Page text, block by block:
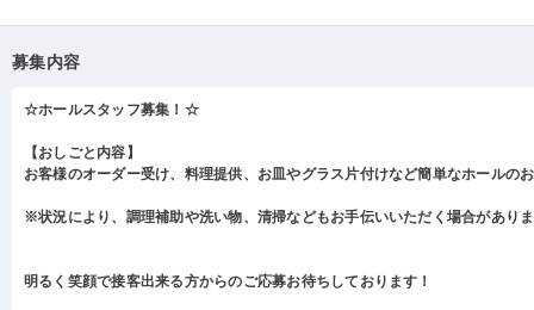
募集内容
☆ホールスタッフ募集！☆
【おしごと内容】
お客様のオーダー受け、料理提供、お皿やグラス片付けなど簡単なホールの
※状況により、調理補助や洗い物、清掃などもお手伝いいただく場合があり
明るく笑顔で接客出来る方からのご応募お待ちしております！